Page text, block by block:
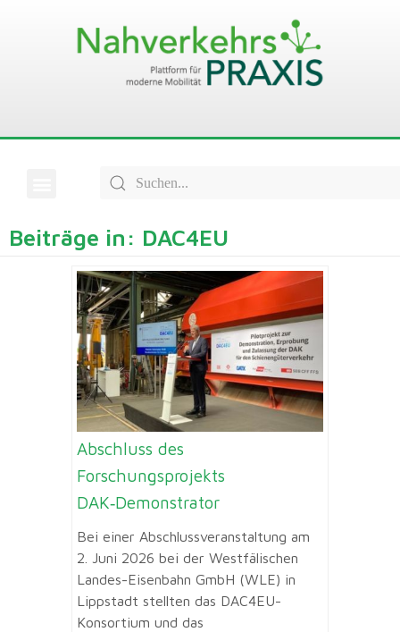
Beiträge in: DAC4EU
Abschluss des
Forschungsprojekts
DAK‑Demonstrator
Bei einer Abschlussveranstaltung am
2. Juni 2026 bei der Westfälischen
Landes-Eisenbahn GmbH (WLE) in
Lippstadt stellten das DAC4EU-
Konsortium und das